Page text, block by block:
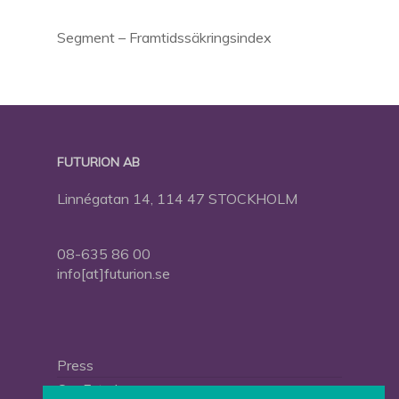
Segment – Framtidssäkringsindex
FUTURION AB
Linnégatan 14, 114 47 STOCKHOLM
08-635 86 00
info[at]futurion.se
Press
Om Futurion